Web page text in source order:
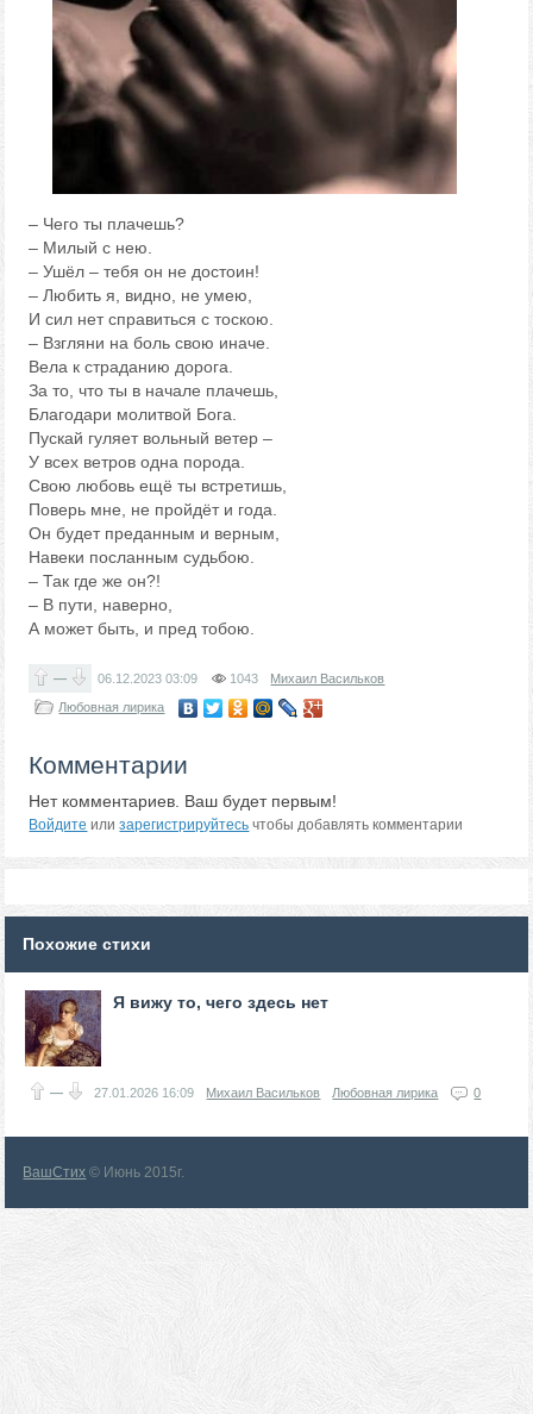
– Чего ты плачешь?
– Милый с нею.
– Ушёл – тебя он не достоин!
– Любить я, видно, не умею,
И сил нет справиться с тоскою.
– Взгляни на боль свою иначе.
Вела к страданию дорога.
За то, что ты в начале плачешь,
Благодари молитвой Бога.
Пускай гуляет вольный ветер –
У всех ветров одна порода.
Свою любовь ещё ты встретишь,
Поверь мне, не пройдёт и года.
Он будет преданным и верным,
Навеки посланным судьбою.
– Так где же он?!
– В пути, наверно,
А может быть, и пред тобою.
— 06.12.202303:09 1043
Михаил Васильков
Любовная лирика
Комментарии
Нет комментариев. Ваш будет первым!
Войдите илизарегистрируйтесь чтобы добавлять комментарии
Похожие стихи
Я вижу то, чего здесь нет
— 27.01.2026 16:09 Михаил Васильков Любовная лирика 0
ВашСтих © Июнь 2015г.